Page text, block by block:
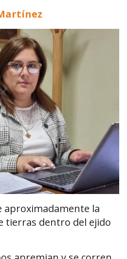
aproximadamente la
tierras dentro del ejido